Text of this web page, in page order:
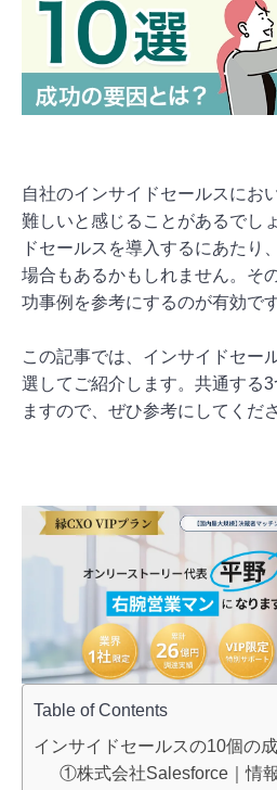
自社のインサイドセールスにお
難しいと感じることがあるでし
ドセールスを導入するにあたり
場合もあるかもしれません。そ
功事例を参考にするのが有効です
この記事では、インサイドセー
選してご紹介します。共通する
ますので、ぜひ参考にしてくだ
Table of Contents
インサイドセールスの10個の
①株式会社Salesforce｜情